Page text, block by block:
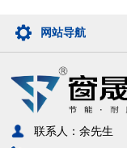
网站导航
联系人：余先生